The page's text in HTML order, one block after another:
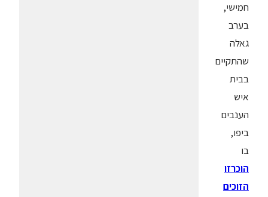
חמישי,
בערב
גאלה
שהתקיים
בבית
איש
הענבים
ביפו,
בו
הוכרזו
הזוכים